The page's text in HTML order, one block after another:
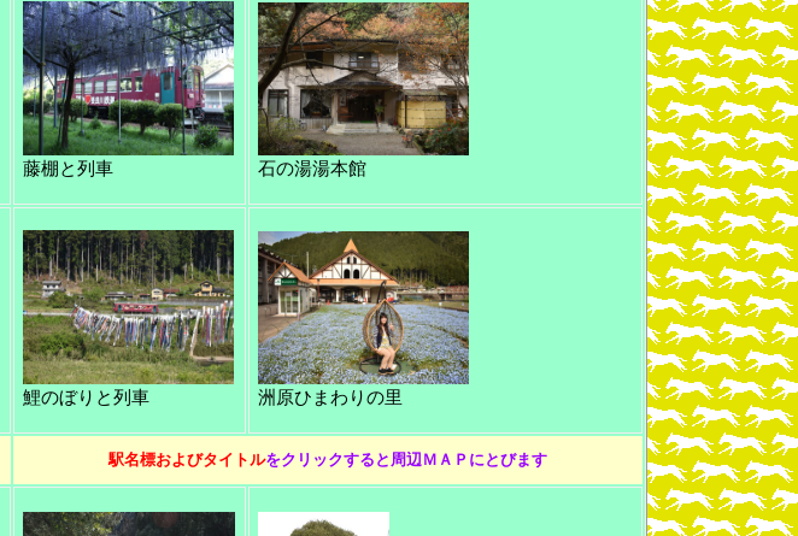
藤棚と列車 石の湯湯本館
鯉のぼりと列車 洲原ひまわりの里
駅名標およびタイトルをクリックすると周辺ＭＡＰにとびます